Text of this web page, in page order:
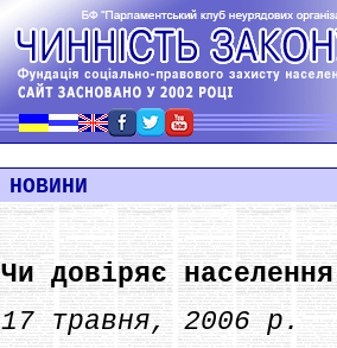
НОВИНИ
Чи довіряє
17 травня, 2006 р.